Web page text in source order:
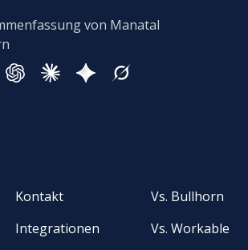
von Manatal
Kontakt
Integrationen
Vs. Bullhorn
Vs. Workable